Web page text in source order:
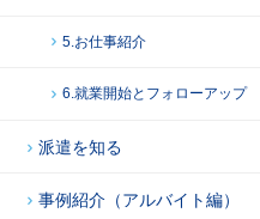
5.お仕事紹介
6.就業開始とフォローアップ
派遣を知る
事例紹介（アルバイト編）